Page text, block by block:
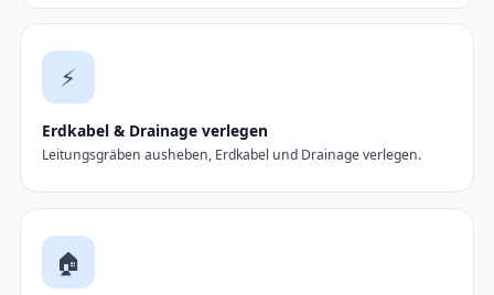
⚡
Erdkabel & Drainage verlegen
Leitungsgräben ausheben, Erdkabel und Drainage verlegen.
🏠